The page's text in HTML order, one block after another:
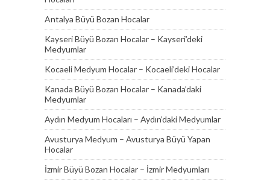
Antalya Büyü Bozan Hocalar
Kayseri Büyü Bozan Hocalar – Kayseri’deki
Medyumlar
Kocaeli Medyum Hocalar – Kocaeli’deki Hocalar
Kanada Büyü Bozan Hocalar – Kanada’daki
Medyumlar
Aydın Medyum Hocaları – Aydın’daki Medyumlar
Avusturya Medyum – Avusturya Büyü Yapan
Hocalar
İzmir Büyü Bozan Hocalar – İzmir Medyumları